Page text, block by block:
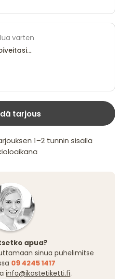
varten
tarjous
1–2 tunnin sisällä
apua?
sinua puhelimitse
09 4245 1417
info@ikastetiketti.fi.